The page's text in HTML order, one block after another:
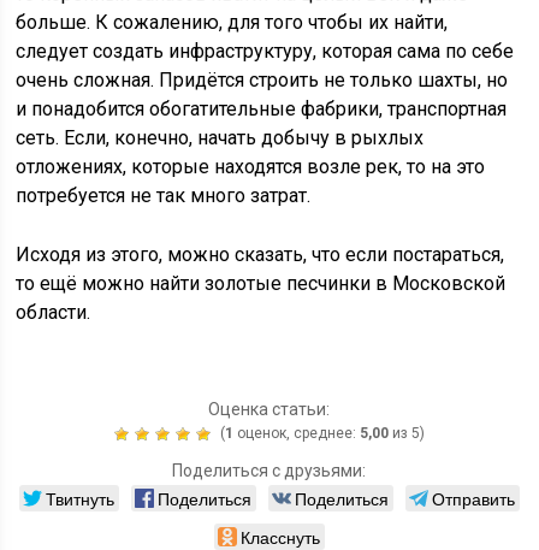
больше. К сожалению, для того чтобы их найти,
следует создать инфраструктуру, которая сама по себе
очень сложная. Придётся строить не только шахты, но
и понадобится обогатительные фабрики, транспортная
сеть. Если, конечно, начать добычу в рыхлых
отложениях, которые находятся возле рек, то на это
потребуется не так много затрат.
Исходя из этого, можно сказать, что если постараться,
то ещё можно найти золотые песчинки в Московской
области.
Оценка статьи:
(1 оценок, среднее: 5,00из 5)
Поделиться с друзьями:
Твитнуть Поделиться Поделиться
Отправить
Класснуть